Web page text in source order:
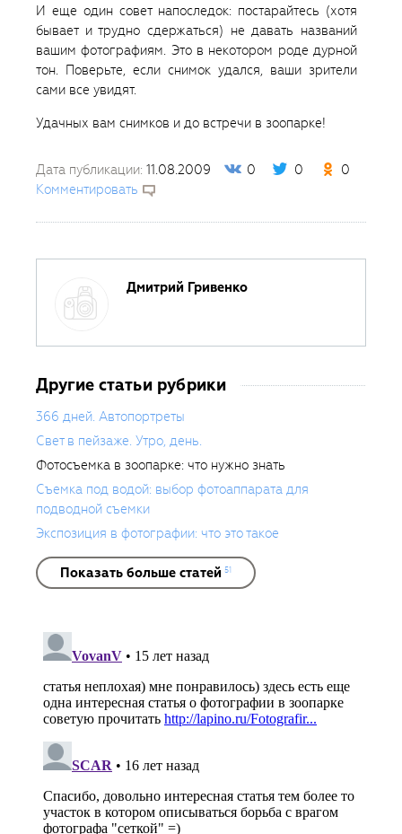
И еще один совет напоследок: постарайтесь (хотя
бывает и трудно сдержаться) не давать названий
вашим фотографиям. Это в некотором роде дурной
тон. Поверьте, если снимок удался, ваши зрители
сами все увидят.
Удачных вам снимков и до встречи в зоопарке!
Дата публикации: 11.08.2009 0 0
0
Комментировать
Дмитрий Гривенко
Другие статьи рубрики
366 дней. Автопортреты
Свет в пейзаже. Утро, день.
Фотосъемка в зоопарке: что нужно знать
Съемка под водой: выбор фотоаппарата для
подводной съемки
Экспозиция в фотографии: что это такое
Показать больше статей 51